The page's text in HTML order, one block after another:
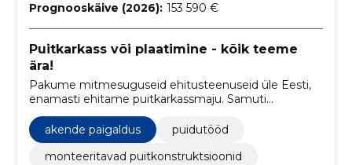
Prognooskäive (2026): 153 590 €
Puitkarkass või plaatimine - kõik teeme
ära!
Pakume mitmesuguseid ehitusteenuseid üle Eesti,
enamasti ehitame puitkarkassmaju. Samuti
paigaldame elementmaju ja tegutseme
siseviimistluse alal.
akende paigaldus
puidutööd
monteeritavad puitkonstruktsioonid